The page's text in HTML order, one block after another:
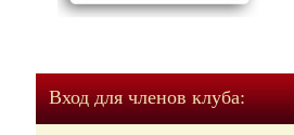
Вход для членов клуба: